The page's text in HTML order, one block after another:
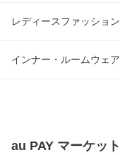
レディースファッション
インナー・ルームウェア
au PAY マーケット